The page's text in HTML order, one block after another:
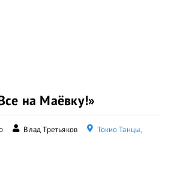
на Маёвку!»
Влад Третьяков
Токио Танцы,